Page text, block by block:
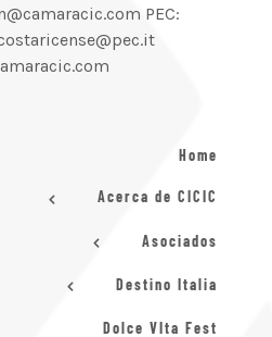
PEC:
Home
Acerca de CICIC
Asociados
Destino Italia
Dolce VIta Fest